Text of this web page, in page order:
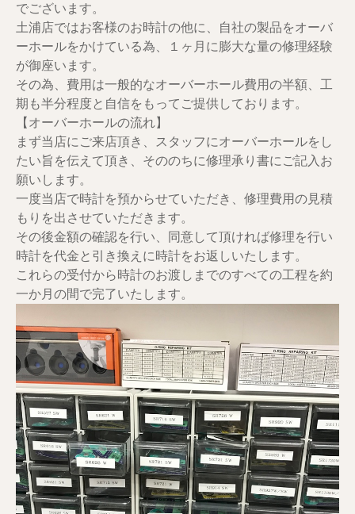
でございます。
土浦店ではお客様のお時計の他に、自社の製品をオーバ
ーホールをかけている為、１ヶ月に膨大な量の修理経験
が御座います。
その為、費用は一般的なオーバーホール費用の半額、工
期も半分程度と自信をもってご提供しております。
【オーバーホールの流れ】
まず当店にご来店頂き、スタッフにオーバーホールをし
たい旨を伝えて頂き、そののちに修理承り書にご記入お
願いします。
一度当店で時計を預からせていただき、修理費用の見積
もりを出させていただきます。
その後金額の確認を行い、同意して頂ければ修理を行い
時計を代金と引き換えに時計をお返しいたします。
これらの受付から時計のお渡しまでのすべての工程を約
一か月の間で完了いたします。